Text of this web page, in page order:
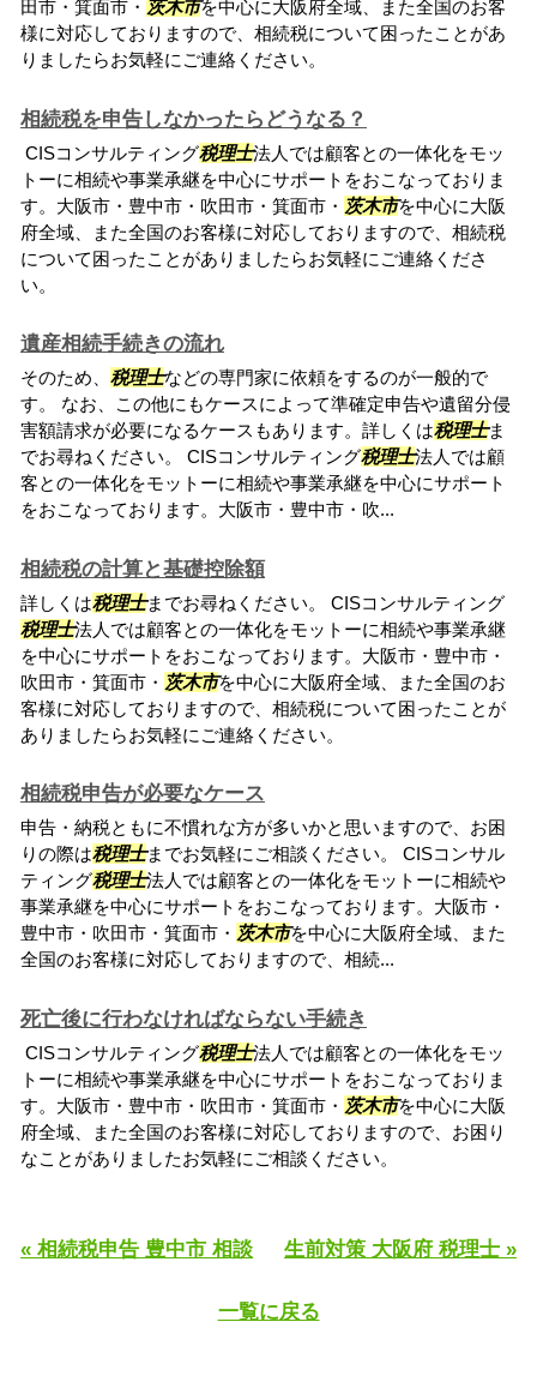
田市・箕面市・ 茨木市を中心に大阪府全域、また全国のお客
様に対応しておりますので、相続税について困ったことがあ
りましたらお気軽にご連絡ください。
相続税を申告しなかったらどうなる？
CISコンサルティング税理士法人では顧客との一体化をモッ
トーに相続や事業承継を中心にサポートをおこなっておりま
す。大阪市・豊中市・吹田市・箕面市・ 茨木市を中心に大阪
府全域、また全国のお客様に対応しておりますので、相続税
について困ったことがありましたらお気軽にご連絡くださ
い。
遺産相続手続きの流れ
そのため、 税理士などの専門家に依頼をするのが一般的で
す。 なお、この他にもケースによって準確定申告や遺留分侵
害額請求が必要になるケースもあります。詳しくは税理士ま
でお尋ねください。 CISコンサルティング税理士法人では顧
客との一体化をモットーに相続や事業承継を中心にサポート
をおこなっております。大阪市・豊中市・吹...
相続税の計算と基礎控除額
詳しくは税理士までお尋ねください。 CISコンサルティング
税理士法人では顧客との一体化をモットーに相続や事業承継
を中心にサポートをおこなっております。大阪市・豊中市・
吹田市・箕面市・ 茨木市を中心に大阪府全域、また全国のお
客様に対応しておりますので、相続税について困ったことが
ありましたらお気軽にご連絡ください。
相続税申告が必要なケース
申告・納税ともに不慣れな方が多いかと思いますので、お困
りの際は税理士までお気軽にご相談ください。 CISコンサル
ティング税理士法人では顧客との一体化をモットーに相続や
事業承継を中心にサポートをおこなっております。大阪市・
豊中市・吹田市・箕面市・ 茨木市を中心に大阪府全域、また
全国のお客様に対応しておりますので、相続...
死亡後に行わなければならない手続き
CISコンサルティング税理士法人では顧客との一体化をモッ
トーに相続や事業承継を中心にサポートをおこなっておりま
す。大阪市・豊中市・吹田市・箕面市・ 茨木市を中心に大阪
府全域、また全国のお客様に対応しておりますので、お困り
なことがありましたお気軽にご相談ください。
« 相続税申告 豊中市 相談 生前対策 大阪府 税理士 »
一覧に戻る